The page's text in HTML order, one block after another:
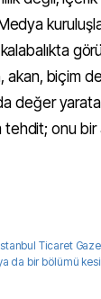
akan, biçim
değer
onu bir
Ticaret
da bir bölümü